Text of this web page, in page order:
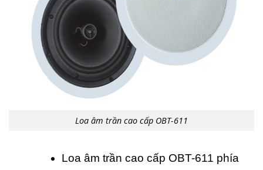
Loa âm trần cao cấp OBT-611
Loa âm trần cao cấp OBT-611 phía